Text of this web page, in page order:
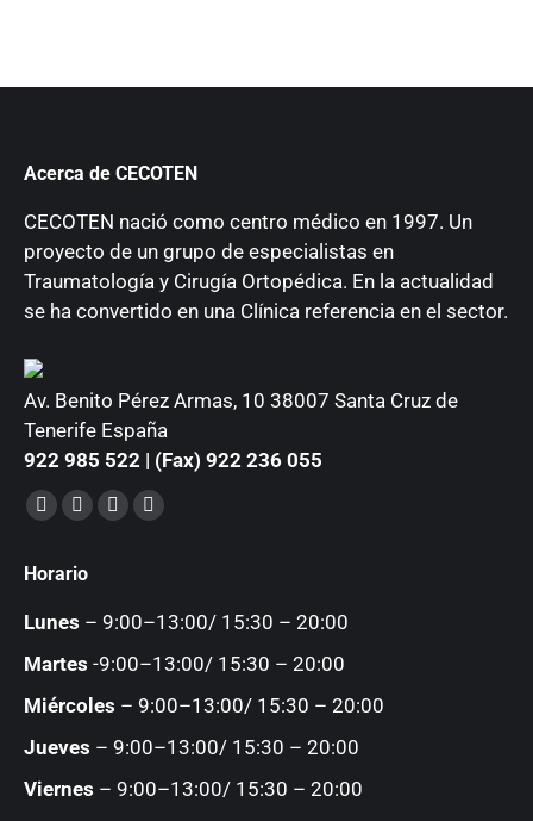
Acerca de CECOTEN
CECOTEN nació como centro médico en 1997. Un
proyecto de un grupo de especialistas en
Traumatología y Cirugía Ortopédica. En la actualidad
se ha convertido en una Clínica referencia en el sector.
Av. Benito Pérez Armas, 10 38007 Santa Cruz de
Tenerife España
922 985 522 | (Fax) 922 236 055
Encuéntranos en:
Facebook
opens
window
YouTube
opens
window
Instagram
in
window
Mail
in
window
Horario
Lunes – 9:00–13:00/ 15:30 – 20:00
Martes -9:00–13:00/ 15:30 – 20:00
Miércoles – 9:00–13:00/ 15:30 – 20:00
Jueves – 9:00–13:00/ 15:30 – 20:00
Viernes – 9:00–13:00/ 15:30 – 20:00